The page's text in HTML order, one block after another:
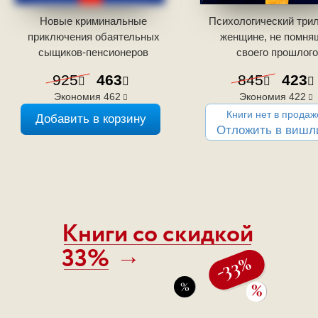
Новые криминальные
приключения обаятельных
сыщиков-пенсионеров
925 463
Экономия 462
Добавить в корзину
Психологический
женщине, не
своего прошлого
845 423
Экономия 422
Книги нет в
Отложить в
Книги со скидкой
33% -33%
% %
→